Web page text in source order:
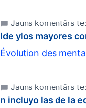
Jauns komentārs te:
lde ylos mayores
Évolution des
Jauns komentārs te:
n incluyo las de la